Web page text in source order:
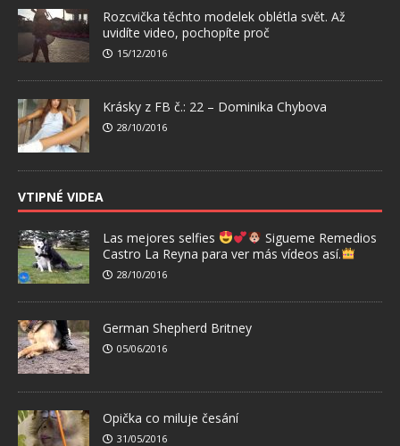
Rozcvička těchto modelek oblétla svět. Až
uvidíte video, pochopíte proč
15/12/2016
Krásky z FB č.: 22 – Dominika Chybova
28/10/2016
VTIPNÉ VIDEA
Las mejores selfies
Sigueme Remedios
Castro La Reyna para ver más vídeos así.
28/10/2016
German Shepherd Britney
05/06/2016
Opička co miluje česání
31/05/2016